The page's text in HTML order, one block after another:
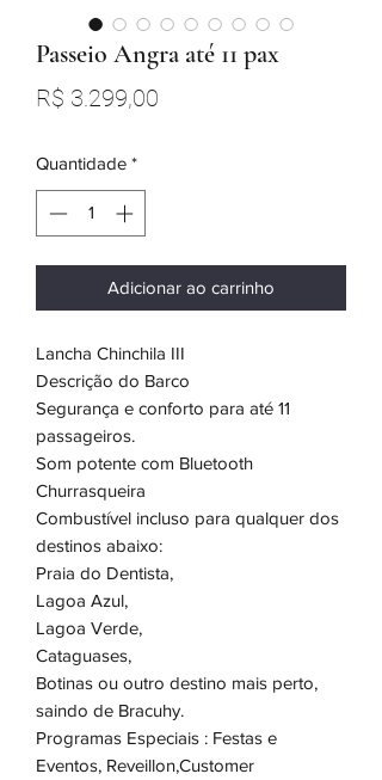
Passeio Angra até 11 pax
R$ 3.299,00
Quantidade *
Adicionar ao carrinho
Lancha Chinchila III
Descrição do Barco
Segurança e conforto para até 11
passageiros.
Som potente com Bluetooth
Churrasqueira
Combustível incluso para qualquer dos
destinos abaixo:
Praia do Dentista,
Lagoa Azul,
Lagoa Verde,
Cataguases,
Botinas ou outro destino mais perto,
saindo de Bracuhy.
Programas Especiais : Festas e
Eventos, Reveillon,Customer